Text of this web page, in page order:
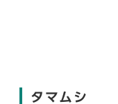
タマムシ